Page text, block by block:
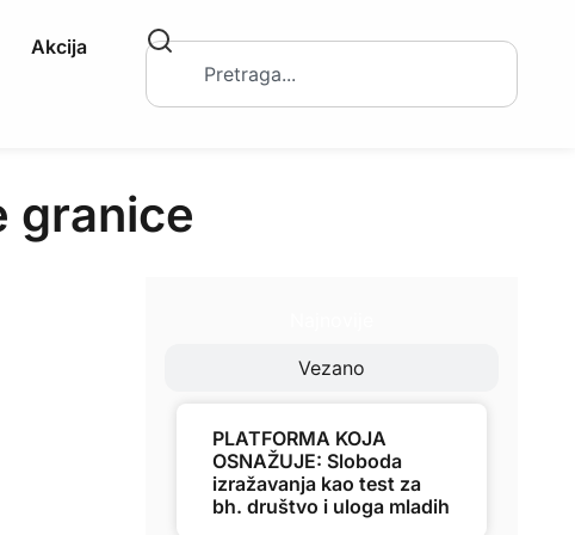
Akcija
granice
Vezano
PLATFORMA KOJA
OSNAŽUJE: Sloboda
izražavanja kao test za
bh. društvo i uloga mladih